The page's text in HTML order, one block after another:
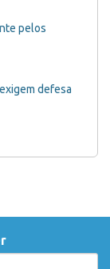
pelos
defesa